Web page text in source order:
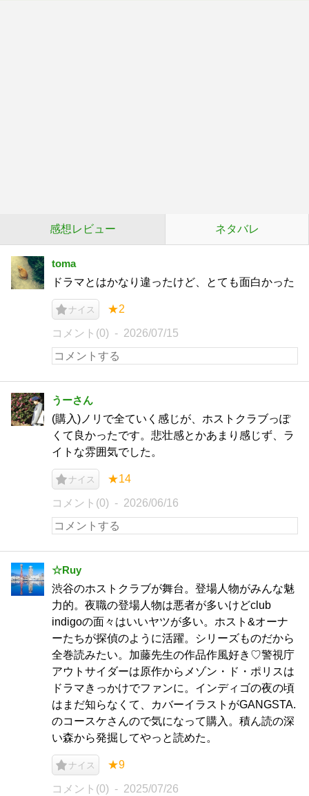
感想レビュー ネタバレ
toma
ドラマとはかなり違ったけど、とても面白かった
ナイス ★2
コメント(0) 2026/07/15
うーさん
(購入)ノリで全ていく感じが、ホストクラブっぽ
くて良かったです。悲壮感とかあまり感じず、ラ
イトな雰囲気でした。
ナイス ★14
コメント(0) 2026/06/16
☆Ruy
渋谷のホストクラブが舞台。登場人物がみんな魅
力的。夜職の登場人物は悪者が多いけどclub
indigoの面々はいいヤツが多い。ホスト&オーナ
ーたちが探偵のように活躍。シリーズものだから
全巻読みたい。加藤先生の作品作風好き♡警視庁
アウトサイダーは原作からメゾン・ド・ポリスは
ドラマきっかけでファンに。インディゴの夜の頃
はまだ知らなくて、カバーイラストがGANGSTA.
のコースケさんので気になって購入。積ん読の深
い森から発掘してやっと読めた。
ナイス ★9
コメント(0) 2025/07/26